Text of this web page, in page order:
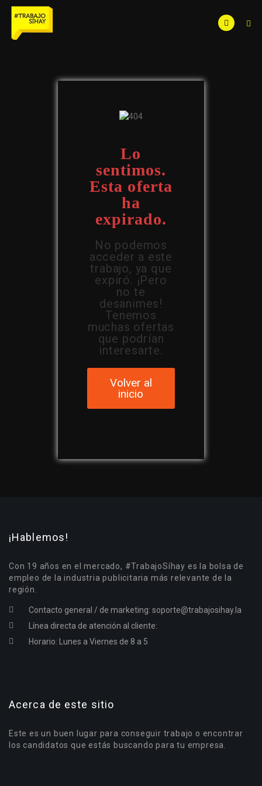
Lo
sentimos.
Esta oferta
ha
expirado.
No podemos
acceder a este
trabajo, ya que
expiró. ¡Pero
no te
desanimes!
Tenemos
muchas ofertas
que podrían
interesarte.
Volver al
inicio
¡Hablemos!
Con 19 años en el mercado, #TrabajoSíhay es la bolsa de
empleo de la industria publicitaria más relevante de la
región.
Contacto general / de marketing: soporte@trabajosihay.la
Línea directa de atención al cliente:
Horario: Lunes a Viernes de 8 a 5
Acerca de este sitio
Este es un buen lugar para conseguir trabajo o encontrar
los candidatos que estás buscando para tu empresa.